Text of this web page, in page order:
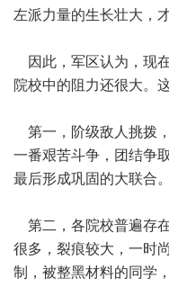
左派力量的生长壮大，
因此，军区认为，现
院校中的阻力还很大。
第一，阶级敌人挑拨
一番艰苦斗争，团结争
最后形成巩固的大联合。
第二，各院校普遍存
很多，裂痕较大，一时
制，被整黑材料的同学